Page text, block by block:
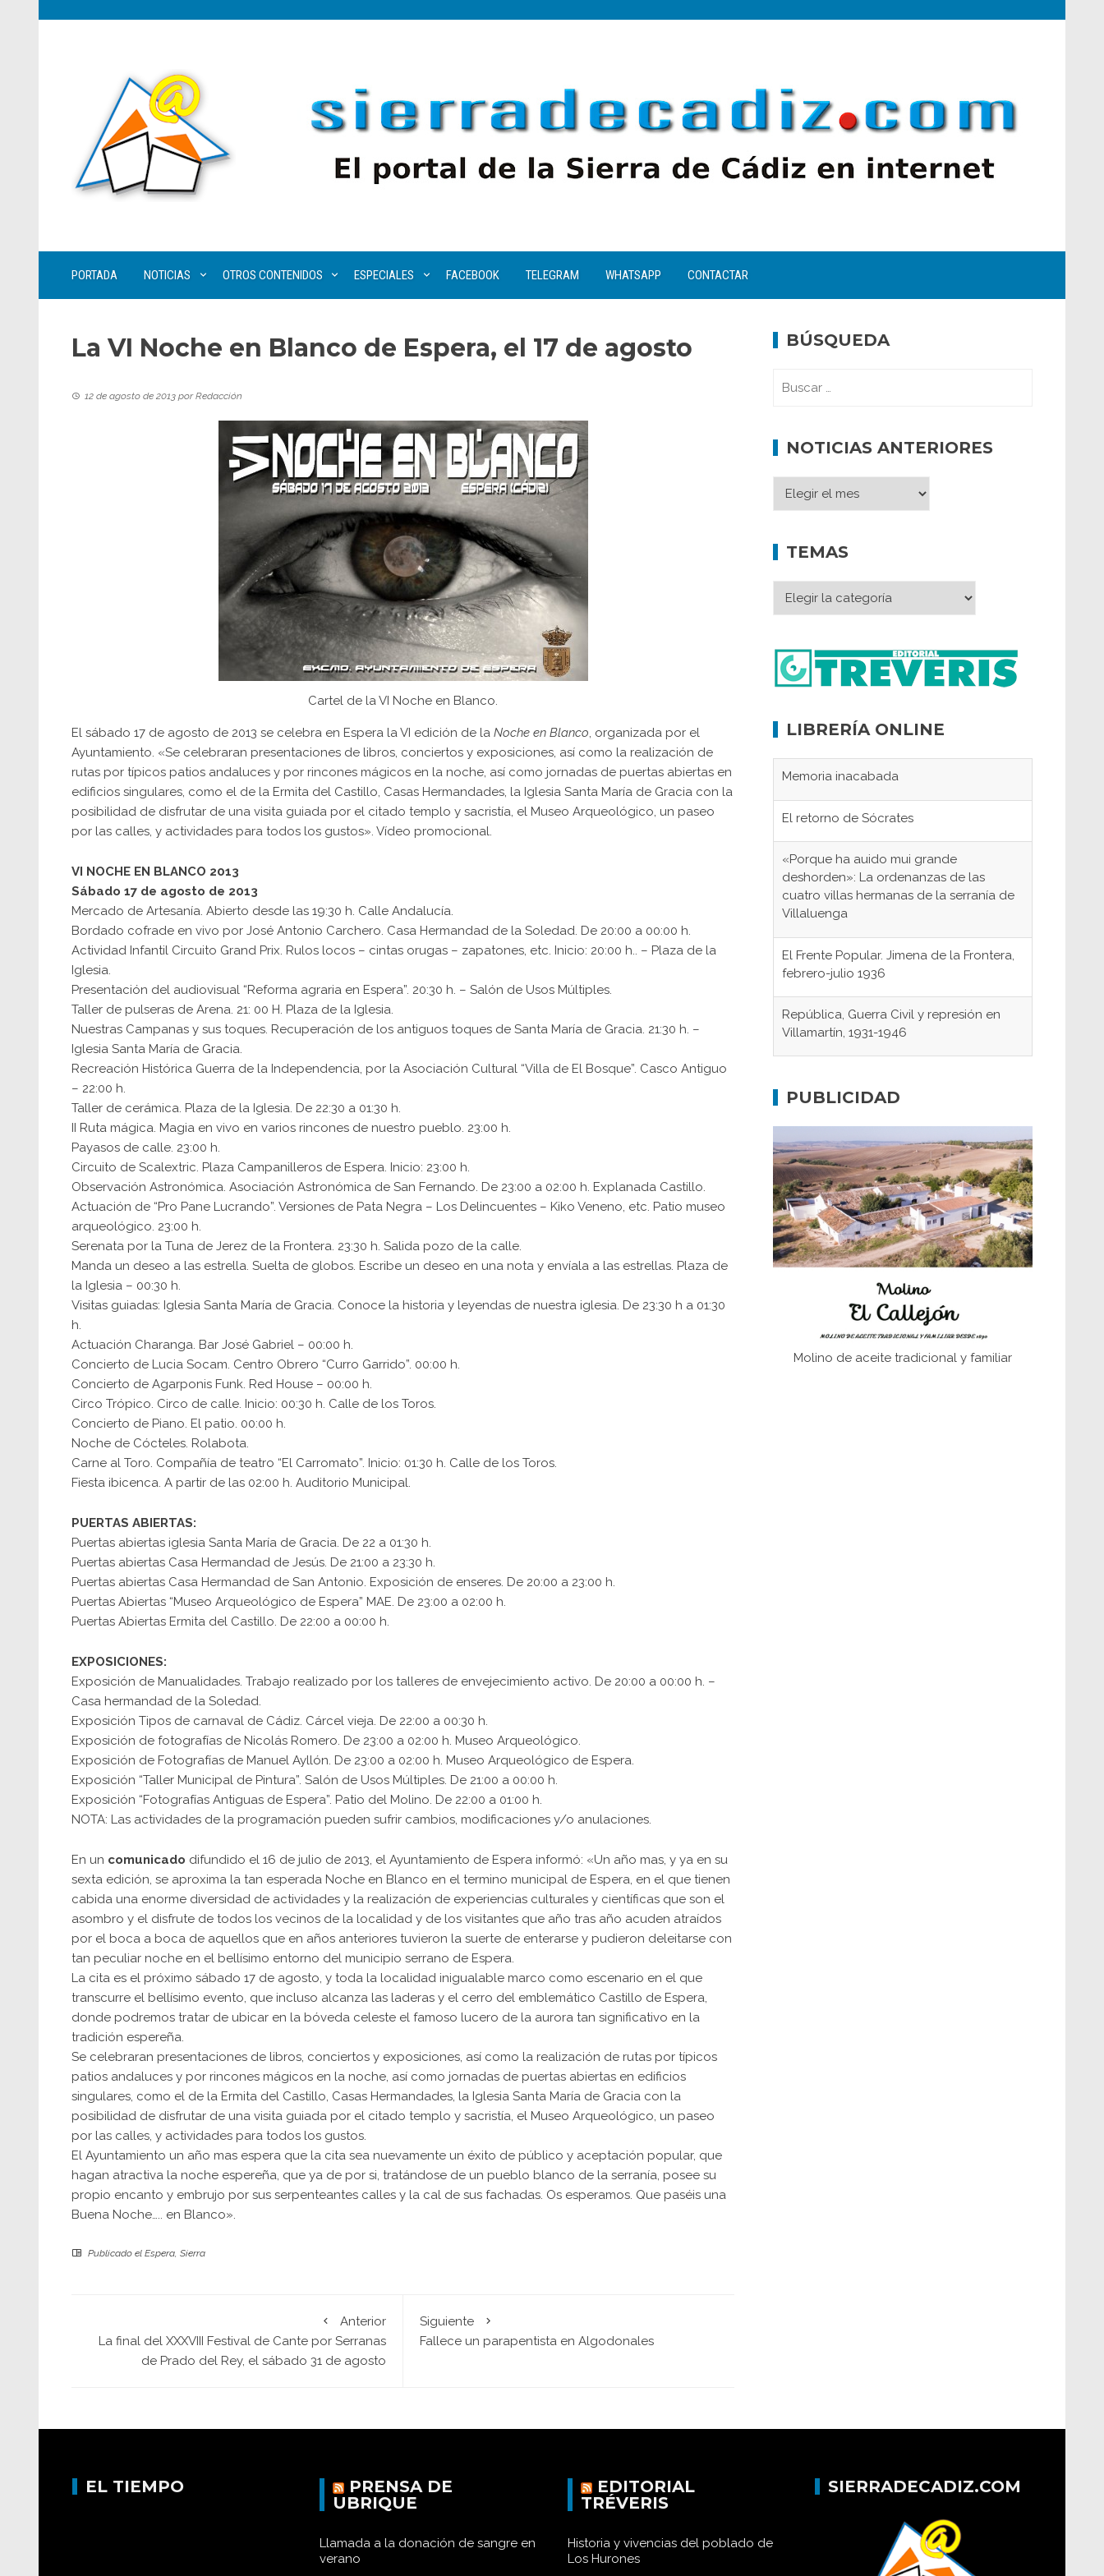
PORTADA NOTICIAS OTROS CONTENIDOS ESPECIALES FACEBOOK TELEGRAM WHATSAPP CONTACTAR
La VI Noche en Blanco de Espera, el 17 de agosto
12 de agosto de 2013 porRedacción
Cartel de la VI Noche en Blanco.
El sábado 17 de agosto de 2013 se celebra en Espera la VI edición de la Noche en Blanco, organizada por el
Ayuntamiento. «Se celebraran presentaciones de libros, conciertos y exposiciones, así como la realización de
rutas por típicos patios andaluces y por rincones mágicos en la noche, así como jornadas de puertas abiertas en
edificios singulares, como el de la Ermita del Castillo, Casas Hermandades, la Iglesia Santa María de Gracia con la
posibilidad de disfrutar de una visita guiada por el citado templo y sacristía, el Museo Arqueológico, un paseo
por las calles, y actividades para todos los gustos». Vídeo promocional.
VI NOCHE EN BLANCO 2013
Sábado 17 de agosto de 2013
Mercado de Artesanía. Abierto desde las 19:30 h. Calle Andalucía.
Bordado cofrade en vivo por José Antonio Carchero. Casa Hermandad de la Soledad. De 20:00 a 00:00 h.
Actividad Infantil Circuito Grand Prix. Rulos locos – cintas orugas – zapatones, etc. Inicio: 20:00 h.. – Plaza de la
Iglesia.
Presentación del audiovisual “Reforma agraria en Espera”. 20:30 h. – Salón de Usos Múltiples.
Taller de pulseras de Arena. 21: 00 H. Plaza de la Iglesia.
Nuestras Campanas y sus toques. Recuperación de los antiguos toques de Santa María de Gracia. 21:30 h. –
Iglesia Santa María de Gracia.
Recreación Histórica Guerra de la Independencia, por la Asociación Cultural “Villa de El Bosque”. Casco Antiguo
– 22:00 h.
Taller de cerámica. Plaza de la Iglesia. De 22:30 a 01:30 h.
II Ruta mágica. Magia en vivo en varios rincones de nuestro pueblo. 23:00 h.
Payasos de calle. 23:00 h.
Circuito de Scalextric. Plaza Campanilleros de Espera. Inicio: 23:00 h.
Observación Astronómica. Asociación Astronómica de San Fernando. De 23:00 a 02:00 h. Explanada Castillo.
Actuación de “Pro Pane Lucrando”. Versiones de Pata Negra – Los Delincuentes – Kiko Veneno, etc. Patio museo
arqueológico. 23:00 h.
Serenata por la Tuna de Jerez de la Frontera. 23:30 h. Salida pozo de la calle.
Manda un deseo a las estrella. Suelta de globos. Escribe un deseo en una nota y envíala a las estrellas. Plaza de
la Iglesia – 00:30 h.
Visitas guiadas: Iglesia Santa María de Gracia. Conoce la historia y leyendas de nuestra iglesia. De 23:30 h a 01:30
h.
Actuación Charanga. Bar José Gabriel – 00:00 h.
Concierto de Lucia Socam. Centro Obrero “Curro Garrido”. 00:00 h.
Concierto de Agarponis Funk. Red House – 00:00 h.
Circo Trópico. Circo de calle. Inicio: 00:30 h. Calle de los Toros.
Concierto de Piano. El patio. 00:00 h.
Noche de Cócteles. Rolabota.
Carne al Toro. Compañía de teatro “El Carromato”. Inicio: 01:30 h. Calle de los Toros.
Fiesta ibicenca. A partir de las 02:00 h. Auditorio Municipal.
PUERTAS ABIERTAS:
Puertas abiertas iglesia Santa María de Gracia. De 22 a 01:30 h.
Puertas abiertas Casa Hermandad de Jesús. De 21:00 a 23:30 h.
Puertas abiertas Casa Hermandad de San Antonio. Exposición de enseres. De 20:00 a 23:00 h.
Puertas Abiertas “Museo Arqueológico de Espera” MAE. De 23:00 a 02:00 h.
Puertas Abiertas Ermita del Castillo. De 22:00 a 00:00 h.
EXPOSICIONES:
Exposición de Manualidades. Trabajo realizado por los talleres de envejecimiento activo. De 20:00 a 00:00 h. –
Casa hermandad de la Soledad.
Exposición Tipos de carnaval de Cádiz. Cárcel vieja. De 22:00 a 00:30 h.
Exposición de fotografías de Nicolás Romero. De 23:00 a 02:00 h. Museo Arqueológico.
Exposición de Fotografías de Manuel Ayllón. De 23:00 a 02:00 h. Museo Arqueológico de Espera.
Exposición “Taller Municipal de Pintura”. Salón de Usos Múltiples. De 21:00 a 00:00 h.
Exposición “Fotografías Antiguas de Espera”. Patio del Molino. De 22:00 a 01:00 h.
NOTA: Las actividades de la programación pueden sufrir cambios, modificaciones y/o anulaciones.
En un comunicado difundido el 16 de julio de 2013, el Ayuntamiento de Espera informó: «Un año mas, y ya en su
sexta edición, se aproxima la tan esperada Noche en Blanco en el termino municipal de Espera, en el que tienen
cabida una enorme diversidad de actividades y la realización de experiencias culturales y científicas que son el
asombro y el disfrute de todos los vecinos de la localidad y de los visitantes que año tras año acuden atraídos
por el boca a boca de aquellos que en años anteriores tuvieron la suerte de enterarse y pudieron deleitarse con
tan peculiar noche en el bellísimo entorno del municipio serrano de Espera.
La cita es el próximo sábado 17 de agosto, y toda la localidad inigualable marco como escenario en el que
transcurre el bellísimo evento, que incluso alcanza las laderas y el cerro del emblemático Castillo de Espera,
donde podremos tratar de ubicar en la bóveda celeste el famoso lucero de la aurora tan significativo en la
tradición espereña.
Se celebraran presentaciones de libros, conciertos y exposiciones, así como la realización de rutas por típicos
patios andaluces y por rincones mágicos en la noche, así como jornadas de puertas abiertas en edificios
singulares, como el de la Ermita del Castillo, Casas Hermandades, la Iglesia Santa María de Gracia con la
posibilidad de disfrutar de una visita guiada por el citado templo y sacristía, el Museo Arqueológico, un paseo
por las calles, y actividades para todos los gustos.
El Ayuntamiento un año mas espera que la cita sea nuevamente un éxito de público y aceptación popular, que
hagan atractiva la noche espereña, que ya de por si, tratándose de un pueblo blanco de la serranía, posee su
propio encanto y embrujo por sus serpenteantes calles y la cal de sus fachadas. Os esperamos. Que paséis una
Buena Noche….. en Blanco».
Publicado el Espera, Sierra
Anterior
La final del XXXVIII Festival de Cante por Serranas
de Prado del Rey, el sábado 31 de agosto
Siguiente
Fallece un parapentista en Algodonales
BÚSQUEDA
NOTICIAS ANTERIORES
TEMAS
LIBRERÍA ONLINE
Memoria inacabada
El retorno de Sócrates
«Porque ha auido mui grande
deshorden»: La ordenanzas de las
cuatro villas hermanas de la serranía de
Villaluenga
El Frente Popular. Jimena de la Frontera,
febrero-julio 1936
República, Guerra Civil y represión en
Villamartín, 1931-1946
concentración nazis
fundaciones de Bornos
El Frente Popular. Ubrique, febrero-julio
1936
Juntar las letras. La alfabetización en el
campo: del afán de saber a la
Historia y vivencias del poblado de Los
PUBLICIDAD
Molino de aceite tradicional y familiar
EL TIEMPO
PRENSA DE
UBRIQUE
Llamada a la donación de sangre en
verano
EDITORIAL
TRÉVERIS
Historia y vivencias del poblado de
Los Hurones
SIERRADECADIZ.COM